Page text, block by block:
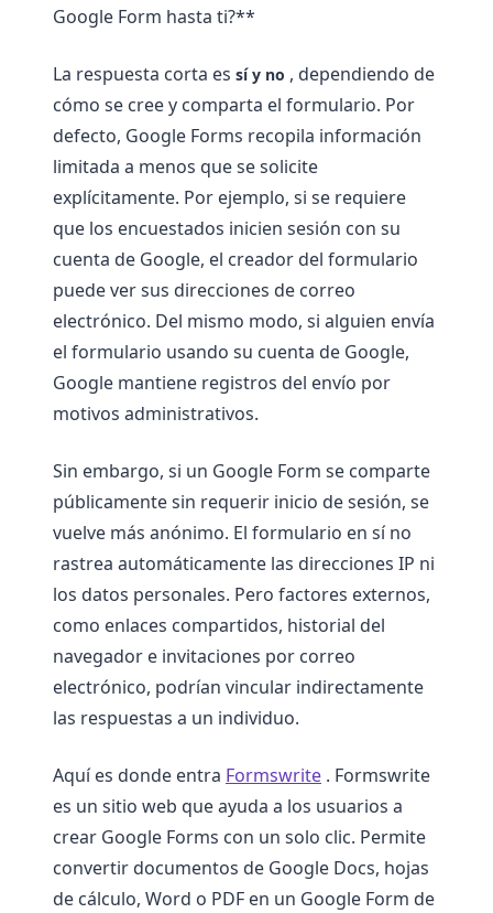
Google Form hasta ti?**
La respuesta corta es sí y no , dependiendo de
cómo se cree y comparta el formulario. Por
defecto, Google Forms recopila información
limitada a menos que se solicite
explícitamente. Por ejemplo, si se requiere
que los encuestados inicien sesión con su
cuenta de Google, el creador del formulario
puede ver sus direcciones de correo
electrónico. Del mismo modo, si alguien envía
el formulario usando su cuenta de Google,
Google mantiene registros del envío por
motivos administrativos.
Sin embargo, si un Google Form se comparte
públicamente sin requerir inicio de sesión, se
vuelve más anónimo. El formulario en sí no
rastrea automáticamente las direcciones IP ni
los datos personales. Pero factores externos,
como enlaces compartidos, historial del
navegador e invitaciones por correo
electrónico, podrían vincular indirectamente
las respuestas a un individuo.
Aquí es donde entra Formswrite . Formswrite
es un sitio web que ayuda a los usuarios a
crear Google Forms con un solo clic. Permite
convertir documentos de Google Docs, hojas
de cálculo, Word o PDF en un Google Form de